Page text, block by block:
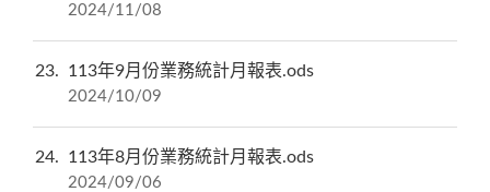
2024/11/08
23 113年9月份業務統計月報表.ods
2024/10/09
24 113年8月份業務統計月報表.ods
2024/09/06